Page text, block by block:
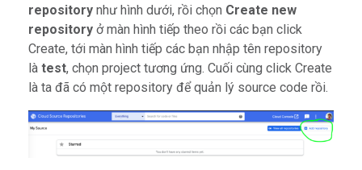
repository như hình dưới, rồi chọn Create new
repository ở màn hình tiếp theo rồi các bạn click
Create, tới màn hình tiếp các bạn nhập tên repository
là test, chọn project tương ứng. Cuối cùng click Create
là ta đã có một repository để quản lý source code rồi.